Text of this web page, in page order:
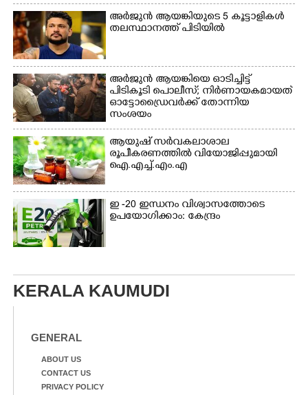
ഏർപ്പെട്ടിരിക്കുന്ന
കുട്ടികൾ
ഉണക്കാനിടുന്ന കാഴ്ച.
അർജുൻ ആയങ്കിയുടെ 5 കൂട്ടാളികൾ
തലസ്ഥാനത്ത് പിടിയിൽ
അർജുൻ ആയങ്കിയെ ഓടിച്ചിട്ട്
പിടികൂടി പൊലീസ്; നിർണായകമായത്
ഓട്ടോഡ്രൈവർക്ക് തോന്നിയ
സംശയം
ആയുഷ് സർവകലാശാല
രൂപീകരണത്തിൽ വിയോജിപ്പുമായി
ഐ.എച്ച്.എം.എ
ഇ -20 ഇന്ധനം വിശ്വാസത്തോടെ
ഉപയോഗിക്കാം: കേന്ദ്രം
KERALA KAUMUDI
GENERAL
ABOUT US
CONTACT US
PRIVACY POLICY